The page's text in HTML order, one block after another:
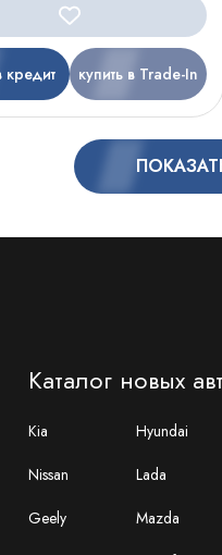
кредит купить в Trade-In
Каталог новых
Kia Hyundai
Nissan
Lada
Geely
Mazda